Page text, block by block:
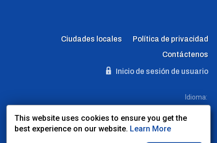
Ciudades locales
Política de privacidad
Contáctenos
Inicio de sesión de usuario
Idioma:
- Datos por: BLVD.com
This website uses cookies to ensure you get the
best experience on our website. Learn More